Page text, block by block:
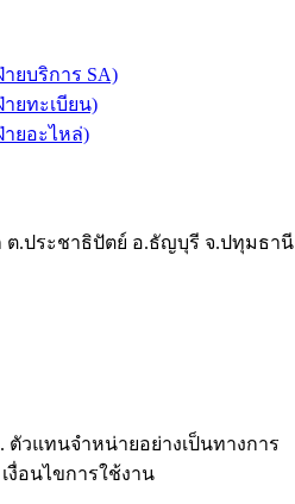
ายบริการ SA)
ายทะเบียน)
ายอะไหล่)
ต.ประชาธิปัตย์ อ.ธัญบุรี จ.ปทุมธานี
ตัวแทนจำหน่ายอย่างเป็นทางการ
งื่อนไขการใช้งาน